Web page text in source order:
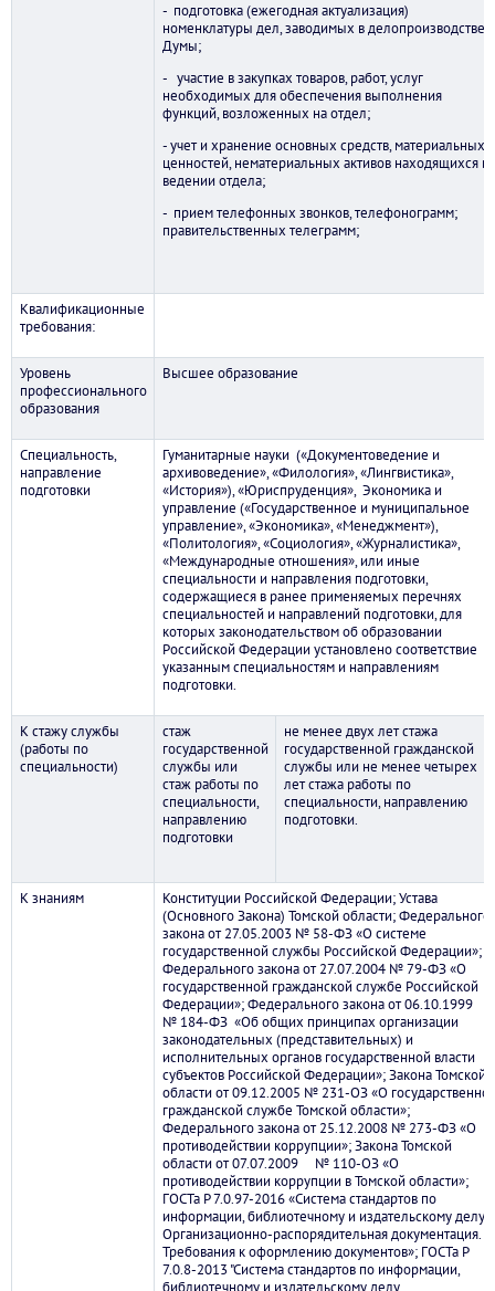
- подготовка (ежегодная актуализация)
номенклатуры дел, заводимых в делопроизводстве
Думы;
- участие в закупках товаров, работ, услуг
необходимых для обеспечения выполнения
функций, возложенных на отдел;
- учет и хранение основных средств, материальных
ценностей, нематериальных активов находящихся в
ведении отдела;
- прием телефонных звонков, телефонограмм;
правительственных телеграмм;
Квалификационные
требования:
Уровень
профессионального
образования
Высшее образование
Специальность,
направление
подготовки
Гуманитарные науки («Документоведение и
архивоведение», «Филология», «Лингвистика»,
«История»), «Юриспруденция», Экономика и
управление («Государственное и муниципальное
управление», «Экономика», «Менеджмент»),
«Политология», «Социология», «Журналистика»,
«Международные отношения», или иные
специальности и направления подготовки,
содержащиеся в ранее применяемых перечнях
специальностей и направлений подготовки, для
которых законодательством об образовании
Российской Федерации установлено соответствие
указанным специальностям и направлениям
подготовки.
К стажу службы
(работы по
специальности)
стаж
государственной
службы или
стаж работы по
специальности,
направлению
подготовки
не менее двух лет стажа
государственной гражданской
службы или не менее четырех
лет стажа работы по
специальности, направлению
подготовки.
К знаниям
Конституции Российской Федерации; Устава
(Основного Закона) Томской области; Федерального
закона от 27.05.2003 № 58-ФЗ «О системе
государственной службы Российской Федерации»;
Федерального закона от 27.07.2004 № 79-ФЗ «О
государственной гражданской службе Российской
Федерации»; Федерального закона от 06.10.1999
№ 184-ФЗ «Об общих принципах организации
законодательных (представительных) и
исполнительных органов государственной власти
субъектов Российской Федерации»; Закона Томской
области от 09.12.2005 № 231-ОЗ «О
гражданской службе Томской области»;
Федерального закона от 25.12.2008 № 273-ФЗ «О
противодействии коррупции»; Закона Томской
области от 07.07.2009 № 110-ОЗ «О
противодействии коррупции в Томской области»;
ГОСТа Р 7.0.97-2016 «Система стандартов по
информации, библиотечному и издательскому делу.
Организационно-распорядительная документация.
Требования к оформлению документов»; ГОСТа Р
7.0.8-2013 "Система стандартов по информации,
библиотечному и издательскому делу.